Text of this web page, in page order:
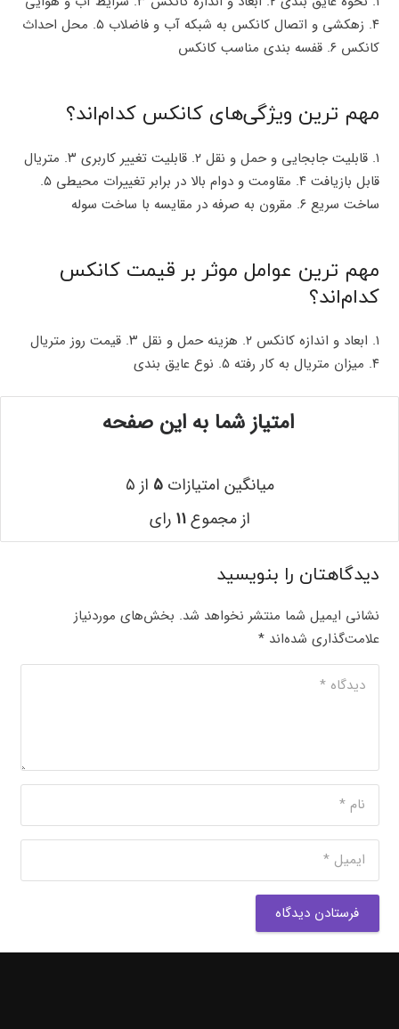
۴. زهکشی و اتصال کانکس به شبکه آب و فاضلاب ۵. محل احداث
کانکس ۶. قفسه بندی مناسب کانکس
مهم ترین ویژگی‌های کانکس کدام‌اند؟
۱. قابلیت جابجایی و حمل و نقل ۲. قابلیت تغییر کاربری ۳. متریال
قابل بازیافت ۴. مقاومت و دوام بالا در برابر تغییرات محیطی ۵.
ساخت سریع ۶. مقرون به صرفه در مقایسه با ساخت سوله
مهم ترین عوامل موثر بر قیمت کانکس
کدام‌اند؟
۱. ابعاد و اندازه کانکس ۲. هزینه حمل و نقل ۳. قیمت روز متریال
۴. میزان متریال به کار رفته ۵. نوع عایق بندی
امتیاز شما به این صفحه
میانگین امتیازات۵ از ۵
از مجموع۱۱ رای
دیدگاهتان را بنویسید
نشانی ایمیل شما منتشر نخواهد شد. بخش‌های موردنیاز
علامت‌گذاری شده‌اند*
فرستادن دیدگاه